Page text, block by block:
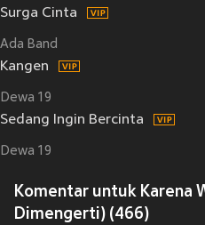
Surga Cinta
Ada Band
Kangen
Dewa 19
Sedang Ingin Bercinta
Dewa 19
Komentar untuk Karena
Dimengerti) (466)